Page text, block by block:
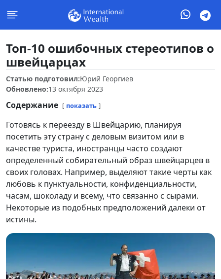
Топ-10 ошибочных стереотипов о
швейцарцах
Статью подготовил:Юрий Георгиев
Обновлено:13 октября 2023
Содержание показать
Готовясь к переезду в Швейцарию, планируя
посетить эту страну с деловым визитом или в
качестве туриста, иностранцы часто создают
определенный собирательный образ швейцарцев в
своих головах. Например, выделяют такие черты как
любовь к пунктуальности, конфиденциальности,
часам, шоколаду и всему, что связанно с сырами.
Некоторые из подобных предположений далеки от
истины.